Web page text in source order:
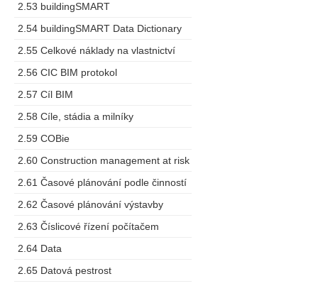
2.53 buildingSMART
2.54 buildingSMART Data Dictionary
2.55 Celkové náklady na vlastnictví
2.56 CIC BIM protokol
2.57 Cíl BIM
2.58 Cíle, stádia a milníky
2.59 COBie
2.60 Construction management at risk
2.61 Časové plánování podle činností
2.62 Časové plánování výstavby
2.63 Číslicové řízení počítačem
2.64 Data
2.65 Datová pestrost